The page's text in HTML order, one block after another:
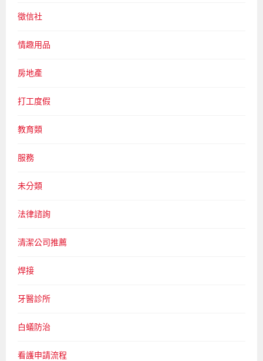
徵信社
情趣用品
房地產
打工度假
教育類
服務
未分類
法律諮詢
清潔公司推薦
焊接
牙醫診所
白蟻防治
看護申請流程